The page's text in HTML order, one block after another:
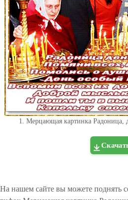
1. Мерцающая картинка Радоница,
На нашем сайте вы можете поднять